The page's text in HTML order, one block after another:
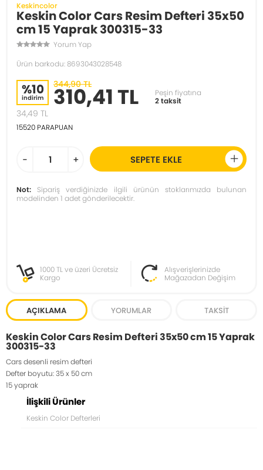
Keskincolor
Keskin Color Cars Resim Defteri 35x50
cm 15 Yaprak 300315-33
Yorum Yap
Ürün barkodu: 8693043028548
%10
indirim
344,90 TL
310,41 TL
Peşin fiyatına
2 taksit
34,49 TL
15520 PARAPUAN
- + SEPETE EKLE
Not: Sipariş verdiğinizde ilgili ürünün stoklarımızda bulunan
modelinden 1 adet gönderilecektir.
1000 TL ve üzeri Ücretsiz
Kargo
Alışverişlerinizde
Mağazadan Değişim
AÇIKLAMA YORUMLAR TAKSIT
Keskin Color Cars Resim Defteri 35x50 cm 15 Yaprak
300315-33
Cars desenli resim defteri
Defter boyutu: 35 x 50 cm
15 yaprak
İlişkili Ürünler
Keskin Color Defterleri